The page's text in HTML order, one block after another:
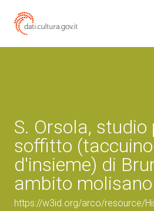
S. Orsola,
soffitto
d'insieme) di
ambito
https://w3id.org/arco/resource/